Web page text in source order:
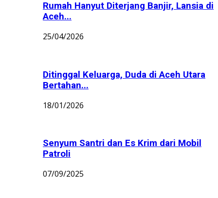
Rumah Hanyut Diterjang Banjir, Lansia di
Aceh...
25/04/2026
Ditinggal Keluarga, Duda di Aceh Utara
Bertahan...
18/01/2026
Senyum Santri dan Es Krim dari Mobil
Patroli
07/09/2025